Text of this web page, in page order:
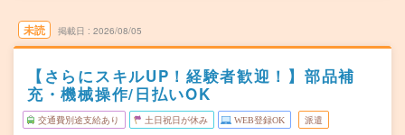
未読 掲載日 2026/08/05
【さらにスキルUP！経験者歓迎！】部品補
充・機械操作/日払いOK
交通費別途支給あり 土日祝日が休み WEB登録OK 派遣